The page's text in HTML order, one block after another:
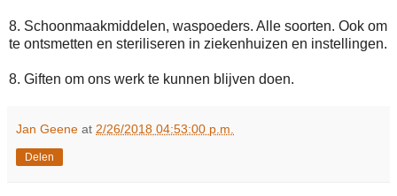
8. Schoonmaakmiddelen, waspoeders. Alle soorten. Ook om
te ontsmetten en steriliseren in ziekenhuizen en instellingen.
8. Giften om ons werk te kunnen blijven doen.
Jan Geene at 2/26/2018 04:53:00 p.m.
Delen